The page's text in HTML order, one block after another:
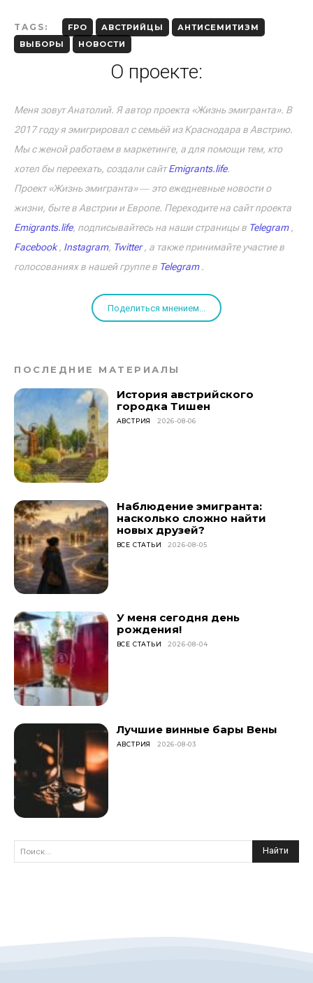
TAGS: FPO АВСТРИЙЦЫ
АНТИСЕМИТИЗМ
ВЫБОРЫ
НОВОСТИ
О проекте:
Меня зовут Анатолий. Я автор проекта «Жизнь эмигранта». В
2017 году я эмигрировал с семьёй из Краснодара в Австрию.
Мы с женой работаем в маркетинге, а для помощи тем, кто
хотел бы переехать, создали сайтEmigrants.life.
Проект «Жизнь эмигранта» ― это ежедневные новости о
жизни, быте в Австрии и Европе. Переходите на сайт проекта
Emigrants.life, подписывайтесь на наши страницы в Telegram,
Facebook, Instagram, Twitter, а также принимайте участие в
голосованиях в нашей группе в Telegram.
Поделиться мнением...
ПОСЛЕДНИЕ МАТЕРИАЛЫ
История австрийского
городка Тишен
АВСТРИЯ 2026-08-06
Наблюдение эмигранта:
насколько сложно найти
новых друзей?
ВСЕ СТАТЬИ 2026-08-05
У меня сегодня день
рождения!
ВСЕ СТАТЬИ 2026-08-04
Лучшие винные бары Вены
АВСТРИЯ 2026-08-03
Поиск... Найти